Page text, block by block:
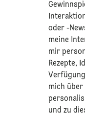
oder -
meine
mir
Rezepte,
mich über
und zu